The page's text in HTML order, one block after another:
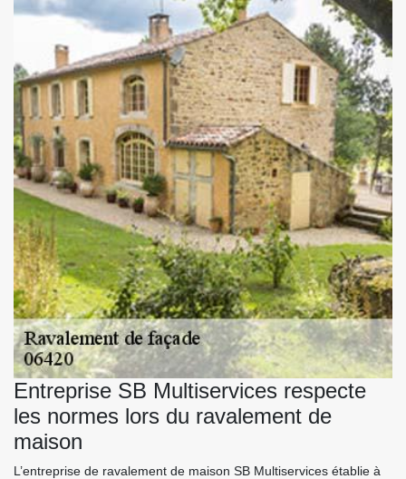
Entreprise SB Multiservices respecte
les normes lors du ravalement de
maison
L’entreprise de ravalement de maison SB Multiservices établie à